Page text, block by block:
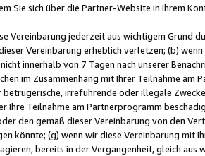
Sie sich über die Partner-Website in Ihrem
Vereinbarung jederzeit aus wichtigem Grund
Vereinbarung erheblich verletzen; (b)
innerhalb von 7 Tagen nach unserer
im Zusammenhang mit Ihrer Teilnahme am
irreführende oder illegale
Ihre Teilnahme am Partnerprogramm
den gemäß dieser Vereinbarung von den
könnte; (g) wenn wir diese Vereinbarung mit
bereits in der Vergangenheit, gleich